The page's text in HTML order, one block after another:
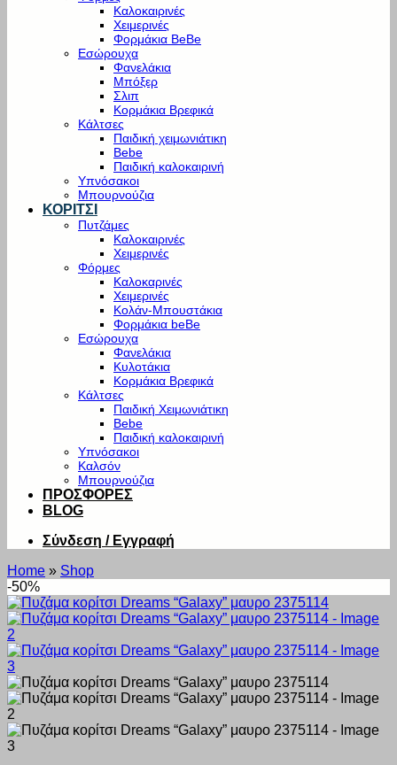
Καλοκαιρινές
Χειμερινές
Φορμάκια BeBe
Εσώρουχα
Φανελάκια
Μπόξερ
Σλιπ
Κορμάκια Βρεφικά
Κάλτσες
Παιδική χειμωνιάτικη
Bebe
Παιδική καλοκαιρινή
Υπνόσακοι
Μπουρνούζια
ΚΟΡΙΤΣΙ
Πυτζάμες
Καλοκαιρινές
Χειμερινές
Φόρμες
Καλοκαρινές
Χειμερινές
Κολάν-Μπουστάκια
Φορμάκια beBe
Εσώρουχα
Φανελάκια
Κυλοτάκια
Κορμάκια Βρεφικά
Κάλτσες
Παιδική Χειμωνιάτικη
Bebe
Παιδική καλοκαιρινή
Υπνόσακοι
Καλσόν
Μπουρνούζια
ΠΡΟΣΦΟΡΕΣ
BLOG
Σύνδεση / Εγγραφή
Home » Shop
-50%